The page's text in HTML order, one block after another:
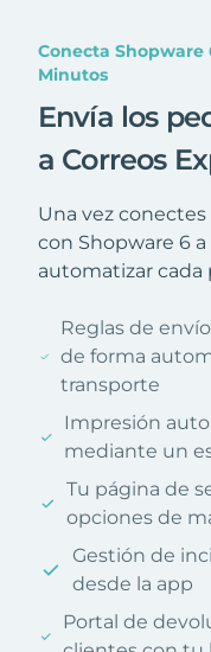
Conecta Shopware
Minutos
Envía los
a Correos
Una vez
con Shopware 6
automatizar cada
Reglas de
de forma
transporte
Impresión
mediante un
Tu página de
opciones de
Gestión de
desde la app
Portal de